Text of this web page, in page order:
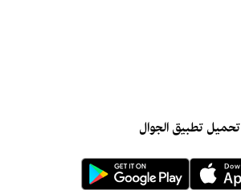
تحميل تطبيق الجوال